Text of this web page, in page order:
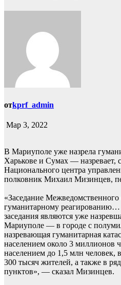
отkprf_admin
Мар 3, 2022
В Мариуполе уже назрела
Харькове и Сумах — назревает,
Национального центра
полковник Михаил Мизинцев,
«Заседание
гуманитарному
заседания являются уже
Мариуполе — в городе с
назревающая гуманитарная
населением около 3 миллионов
населением до 1,5 млн
300 тысяч жителей, а также в
пунктов», — сказал Мизинцев.